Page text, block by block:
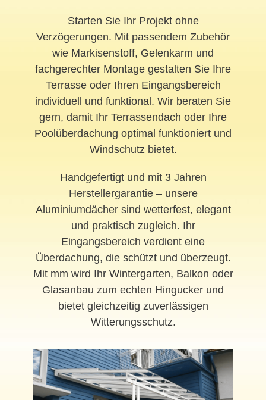
Starten Sie Ihr Projekt ohne
Verzögerungen. Mit passendem Zubehör
wie Markisenstoff, Gelenkarm und
fachgerechter Montage gestalten Sie Ihre
Terrasse oder Ihren Eingangsbereich
individuell und funktional. Wir beraten Sie
gern, damit Ihr Terrassendach oder Ihre
Poolüberdachung optimal funktioniert und
Windschutz bietet.
Handgefertigt und mit 3 Jahren
Herstellergarantie – unsere
Aluminiumdächer sind wetterfest, elegant
und praktisch zugleich. Ihr
Eingangsbereich verdient eine
Überdachung, die schützt und überzeugt.
Mit mm wird Ihr Wintergarten, Balkon oder
Glasanbau zum echten Hingucker und
bietet gleichzeitig zuverlässigen
Witterungsschutz.